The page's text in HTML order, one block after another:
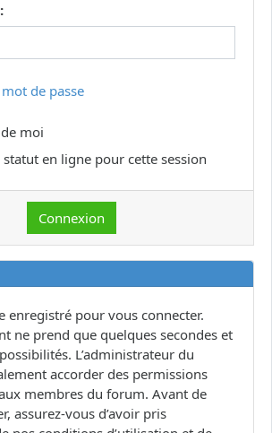
mot de passe
moi
statut en ligne pour cette session
enregistré pour vous connecter.
ne prend que quelques secondes et
L’administrateur du
accorder des permissions
membres du forum. Avant de
assurez-vous d’avoir pris